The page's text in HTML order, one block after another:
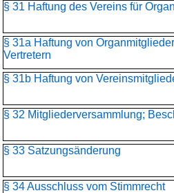
§ 31 Haftung des Vereins für
§ 31a Haftung von
Vertretern
§ 31b Haftung von
§ 32 Mitgliederversammlung;
§ 33 Satzungsänderung
§ 34 Ausschluss vom Stimmrecht